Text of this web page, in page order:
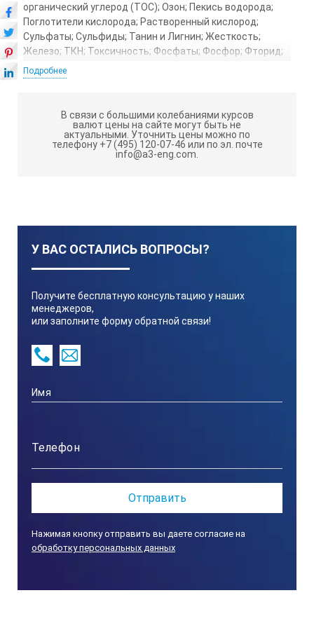
органический углерод (TOC); Озон; Пекись водорода;
Поглотители кислорода; Растворенный кислород;
Сульфаты; Сульфиды; Танин и Лигнин; Жесткость;
Железо; ТКН; Токсичность; Фосфаты; Фосфор; Фторид;
Хлор, общий; Хлор, свободный; ХПК (химическая
потребность в кислороде); Хром, общий и
кислота; Цинк; pH.
ТЕХНИЧЕСКИЕ ХАРАКТЕРИСТИКИ DR 900:
Срок службы батареи: при типичном использовании
/ 16 мм круглая (с адаптером)
Детектор: кремниевый фотодиод
Размеры (В x Ш x Г): 231 мм x 96 мм x 48 мм
Дисплей: графический дисплей 240 x 160 пикселей
Класс водонепроницаемости корпуса: IP67
Условия эксплуатации: 10 — 40 °C при макс.
концентрация
Фотометрическая линейность: ± 0,002 Abs (0 — 1
Фотометрический диапазон измерения: 0 — 2 абс.
Подробнее
В связи с большими колебаниями курсов
валют цены на сайте могут быть не
актуальными. Уточнить цены можно по
телефону +7 (495) 120-07-46 или по эл. почте
info@a3-eng.com.
У ВАС ОСТАЛИСЬ ВОПРОСЫ?
Получите бесплатную консультацию у наших
менеджеров,
или заполните форму обратной связи!
Нажимая кнопку отправить вы даете согласие на
обработку персональных данных